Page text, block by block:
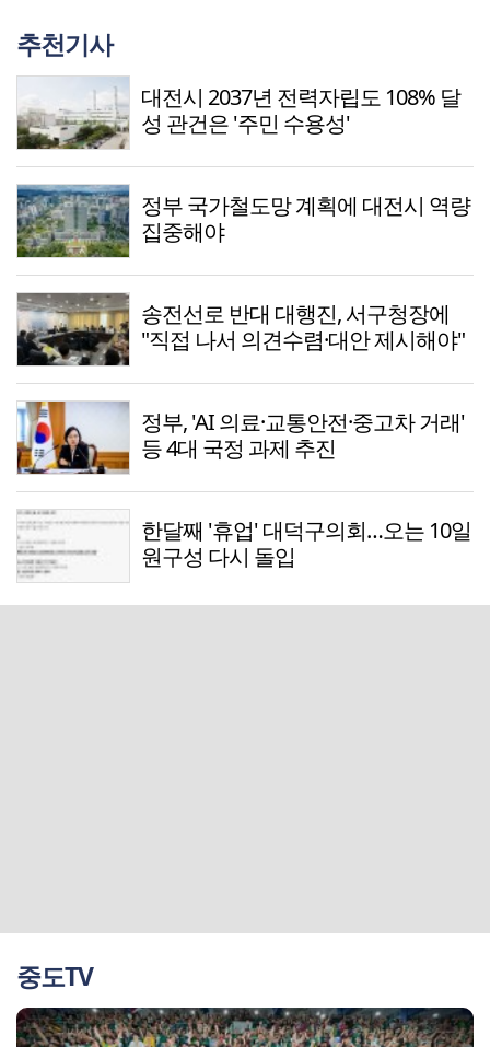
추천기사
대전시 2037년 전력자립도 108% 달
성 관건은 '주민 수용성'
정부 국가철도망 계획에 대전시 역량
집중해야
송전선로 반대 대행진, 서구청장에
"직접 나서 의견수렴·대안 제시해야"
정부, 'AI 의료·교통안전·중고차 거래'
등 4대 국정 과제 추진
한달째 '휴업' 대덕구의회…오는 10일
원구성 다시 돌입
중도TV